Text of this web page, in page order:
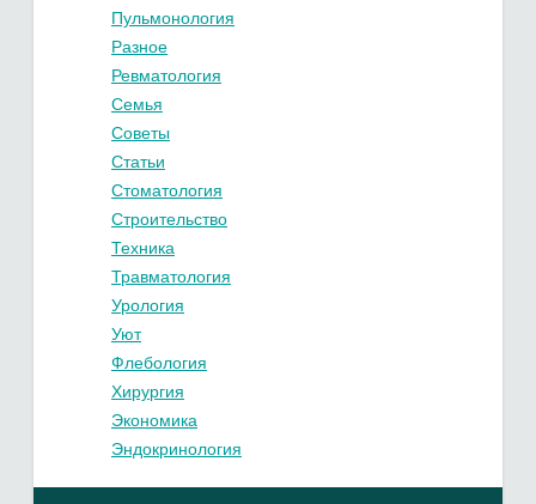
Пульмонология
Разное
Ревматология
Семья
Советы
Статьи
Стоматология
Строительство
Техника
Травматология
Урология
Уют
Флебология
Хирургия
Экономика
Эндокринология